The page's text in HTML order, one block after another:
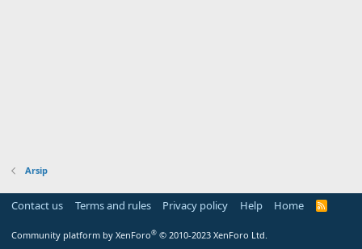
Arsip
Contact us Terms and rules Privacy policy Help Home
R
Community platform by XenForo® © 2010-2023 XenForo Ltd.